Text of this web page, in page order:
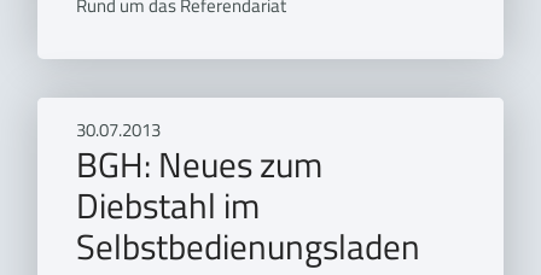
30.07.2013
BGH: Neues zum
Diebstahl im
Selbstbedienungsladen